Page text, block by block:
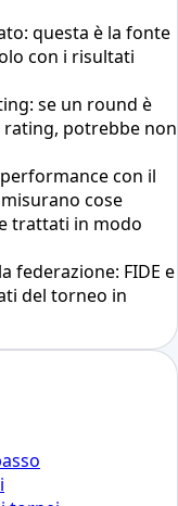
questa è la fonte
con i risultati
se un round è
potrebbe non
con il
cose
trattati in modo
federazione: FIDE e
del torneo in